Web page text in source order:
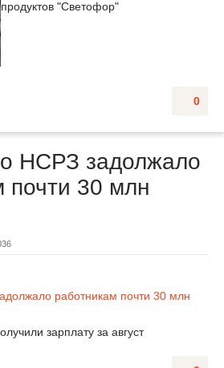
продуктов "Светофор"
0
НСРЗ задолжало
почти 30 млн
зарплату за август